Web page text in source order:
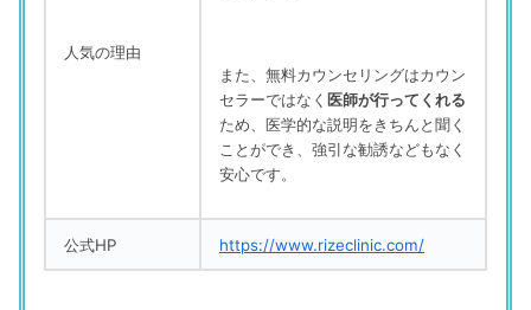
人気の理由
また、無料カウンセリングはカウン
セラーではなく 医師が行ってくれる
ため、医学的な説明をきちんと聞く
ことができ、強引な勧誘などもなく
安心です。
公式HP https://www.rizeclinic.com/